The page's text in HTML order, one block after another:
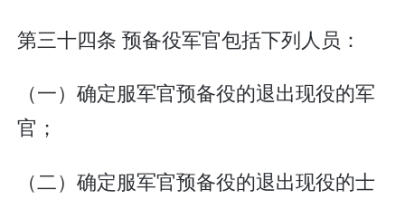
第三十四条 预备役军官包括下列人员：
（一）确定服军官预备役的退出现役的军
官；
（二）确定服军官预备役的退出现役的士